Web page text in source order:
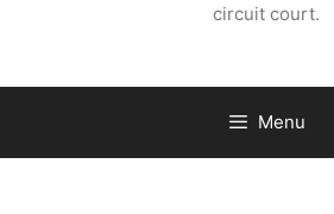
circuit court.
Menu